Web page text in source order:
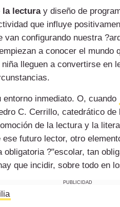
la lecturay diseño de
que influye
van configurando nuestra
a conocer el mundo
lleguen a convertirse en
inmediato. O, cuando
C. Cerrillo, catedrático
de la lectura y la
futuro lector, otro
obligatoria ?"escolar, tan
que incidir, sobre todo en
PUBLICIDAD